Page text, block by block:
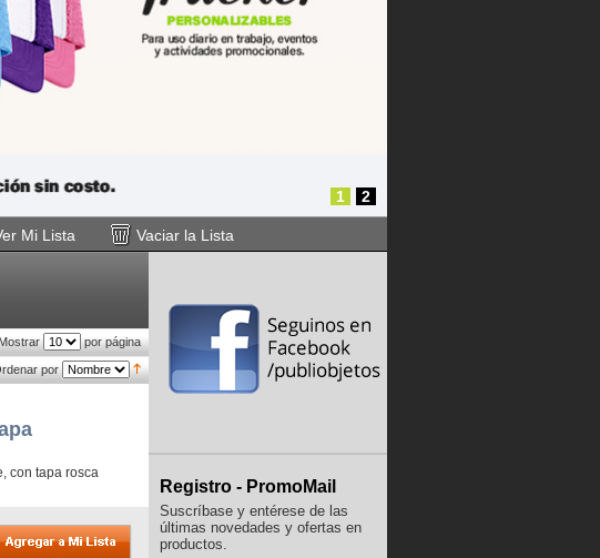
1 2
Mi Lista Vaciar la Lista
Registro - PromoMail
Suscríbase y entérese de las
últimas novedades y ofertas en
productos.
Mostrar por página
por
con tapa rosca